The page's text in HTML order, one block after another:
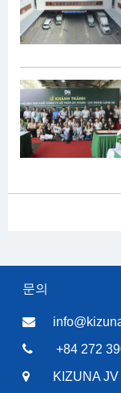
문의
+84 272
KIZUNA